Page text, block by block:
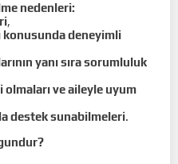
nedenleri:
,
konusunda deneyimli
yanı sıra sorumluluk
olmaları ve aileyle uyum
destek sunabilmeleri.